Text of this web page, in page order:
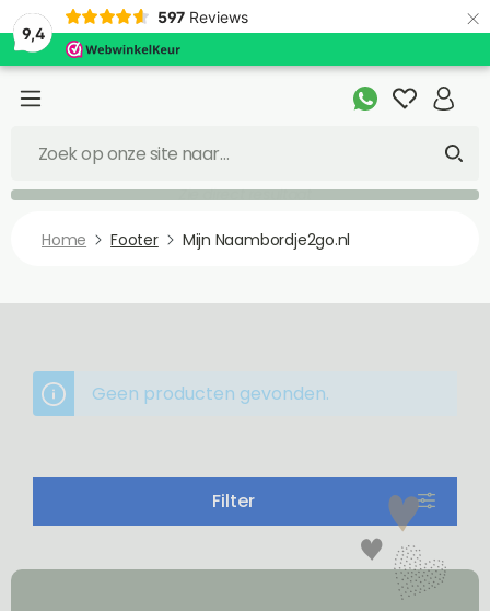
9,4
597 Reviews ×
Zie direct resultaat
Home Footer Mijn Naambordje2go.nl
Geen producten gevonden.
Filter